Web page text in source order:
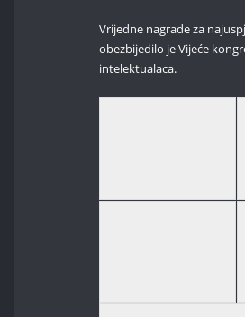
Vrijedne nagrade za
obezbijedilo je Vijeće
intelektualaca.